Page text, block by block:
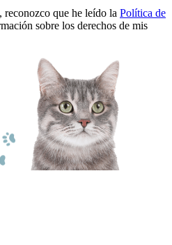
que he leído la Política de
sobre los derechos de mis